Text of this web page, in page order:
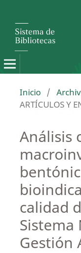
Inicio /
ARTÍCULOS Y
Análisis
calidad
Sistema
Gestión